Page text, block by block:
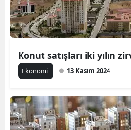
Konut satışları iki yılın
Ekonomi 13 Kasım 2024